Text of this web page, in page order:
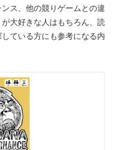
ス、他の競りゲームとの違
大好きな人はもちろん、読
ている方にも参考になる内